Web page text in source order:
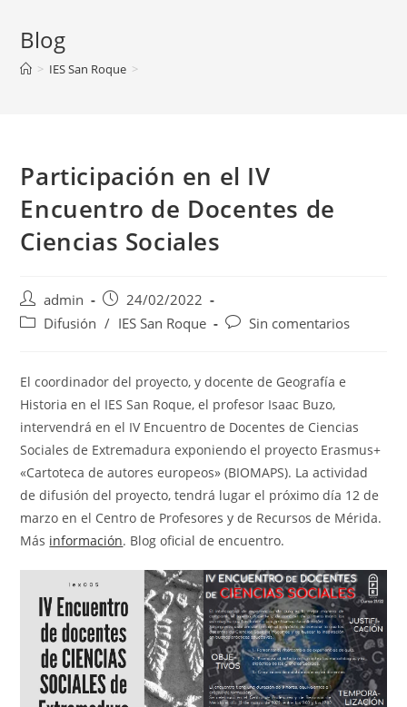
Blog
> IES San Roque >
Participación en el IV
Encuentro de Docentes de
Ciencias Sociales
Autor
de
admin
Publicación
de
24/02/2022
Categoría
entrada:
Difusión / IES San Roque
Comentarios
entrada:
Sin comentarios
El coordinador del proyecto, y docente de Geografía e
Historia en el IES San Roque, el profesor Isaac Buzo,
intervendrá en el IV Encuentro de Docentes de Ciencias
Sociales de Extremadura exponiendo el proyecto Erasmus+
«Cartoteca de autores europeos» (BIOMAPS). La actividad
de difusión del proyecto, tendrá lugar el próximo día 12 de
marzo en el Centro de Profesores y de Recursos de Mérida.
Más información. Blog oficial de encuentro.